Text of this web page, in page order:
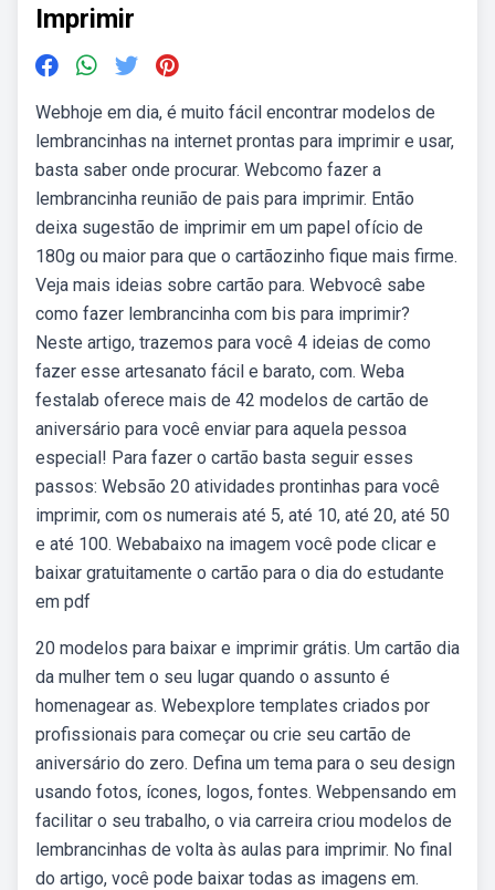
Imprimir
Webhoje em dia, é muito fácil encontrar modelos de
lembrancinhas na internet prontas para imprimir e usar,
basta saber onde procurar. Webcomo fazer a
lembrancinha reunião de pais para imprimir. Então
deixa sugestão de imprimir em um papel ofício de
180g ou maior para que o cartãozinho fique mais firme.
Veja mais ideias sobre cartão para. Webvocê sabe
como fazer lembrancinha com bis para imprimir?
Neste artigo, trazemos para você 4 ideias de como
fazer esse artesanato fácil e barato, com. Weba
festalab oferece mais de 42 modelos de cartão de
aniversário para você enviar para aquela pessoa
especial! Para fazer o cartão basta seguir esses
passos: Websão 20 atividades prontinhas para você
imprimir, com os numerais até 5, até 10, até 20, até 50
e até 100. Webabaixo na imagem você pode clicar e
baixar gratuitamente o cartão para o dia do estudante
em pdf
20 modelos para baixar e imprimir grátis. Um cartão dia
da mulher tem o seu lugar quando o assunto é
homenagear as. Webexplore templates criados por
profissionais para começar ou crie seu cartão de
aniversário do zero. Defina um tema para o seu design
usando fotos, ícones, logos, fontes. Webpensando em
facilitar o seu trabalho, o via carreira criou modelos de
lembrancinhas de volta às aulas para imprimir. No final
do artigo, você pode baixar todas as imagens em.